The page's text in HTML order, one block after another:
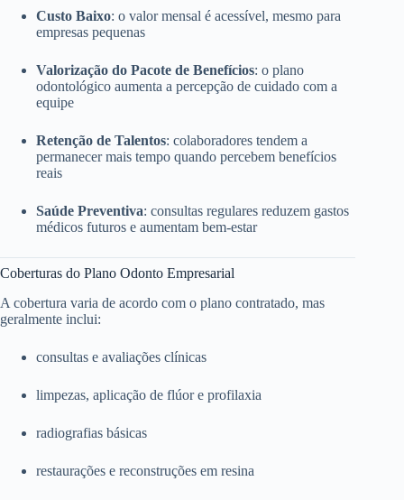
Custo Baixo: o valor mensal é acessível, mesmo para
empresas pequenas
Valorização do Pacote de Benefícios: o plano
odontológico aumenta a percepção de cuidado com a
equipe
Retenção de Talentos: colaboradores tendem a
permanecer mais tempo quando percebem benefícios
reais
Saúde Preventiva: consultas regulares reduzem gastos
médicos futuros e aumentam bem-estar
Coberturas do Plano Odonto Empresarial
A cobertura varia de acordo com o plano contratado, mas
geralmente inclui:
consultas e avaliações clínicas
limpezas, aplicação de flúor e profilaxia
radiografias básicas
restaurações e reconstruções em resina